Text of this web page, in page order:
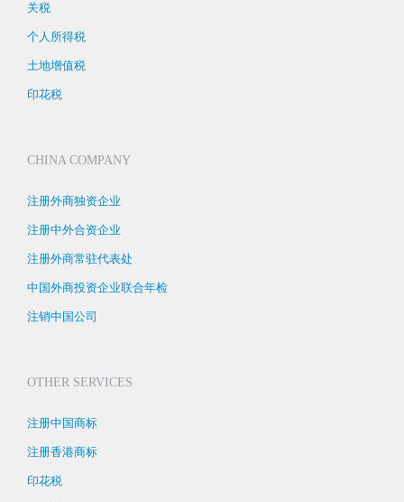
关税
个人所得税
土地增值税
印花税
CHINA COMPANY
注册外商独资企业
注册中外合资企业
注册外商常驻代表处
中国外商投资企业联合年检
注销中国公司
OTHER SERVICES
注册中国商标
注册香港商标
印花税